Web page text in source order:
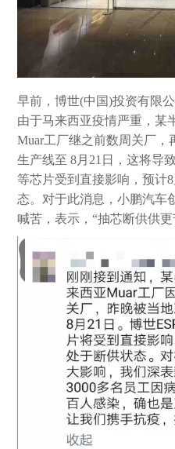
早前，博世(中国)投资有限
由于马来西亚疫情严重，某
Muar工厂继之前数周关厂
生产线至 8月21日，这将导
等芯片受到直接影响，预计
态。对于此消息，小鹏汽车
喊苦，表示，“抽芯断供供